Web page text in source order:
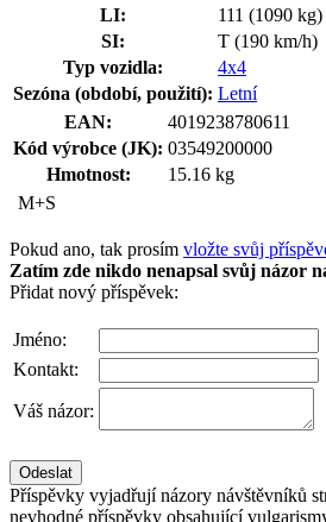
LI:
111 (1090 kg)
SI:
T (190 km/h)
Typ vozidla:
4x4
Sezóna (období, použití): Letní
EAN:
4019238780611
Kód výrobce (JK): 03549200000
Hmotnost:
15.16 kg
M+S
Pokud ano, tak prosím vložte svůj
Zatím zde nikdo nenapsal svůj názor
Přidat nový příspěvek:
Jméno:
Kontakt:
Váš názor:
Příspěvky vyjadřují názory návštěvníků
nevhodné příspěvky obsahující